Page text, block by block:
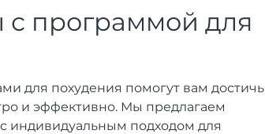
с программой для
для похудения помогут вам достичь
и эффективно. Мы предлагаем
индивидуальным подходом для